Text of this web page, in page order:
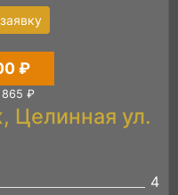
₽
865 ₽
Целинная ул.
4